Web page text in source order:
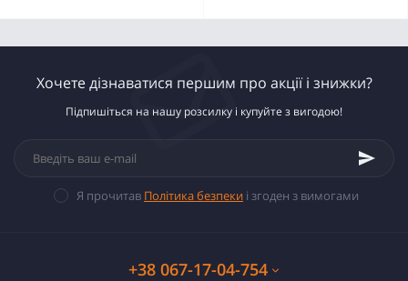
Хочете дізнаватися першим про акції і знижки?
Підпишіться на нашу розсилку і купуйте з вигодою!
Я прочитав Політика безпеки і згоден з вимогами
+38 067-17-04-754